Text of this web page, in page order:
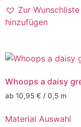
Zur Wunschliste
hinzufügen
Whoops a daisy
ab 10,95 € / 0,5 m
Material Auswahl